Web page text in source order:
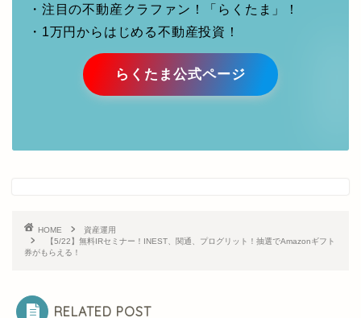
・注目の不動産クラファン！「らくたま」！
・1万円からはじめる不動産投資！
らくたま公式ページ
HOME
資産運用
【5/22】無料IRセミナー！INEST、関通、プログリット！抽選でAmazonギフト
券がもらえる！
RELATED POST